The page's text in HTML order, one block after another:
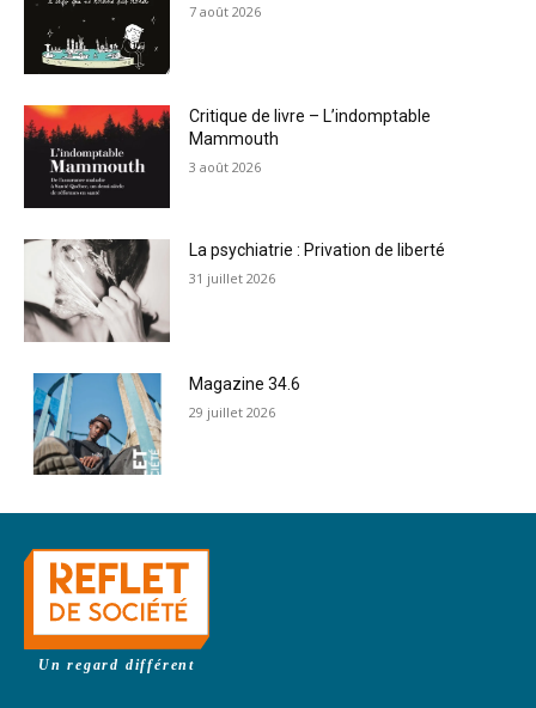
7 août 2026
Critique de livre – L’indomptable
Mammouth
3 août 2026
La psychiatrie : Privation de liberté
31 juillet 2026
Magazine 34.6
29 juillet 2026
Un regard différent